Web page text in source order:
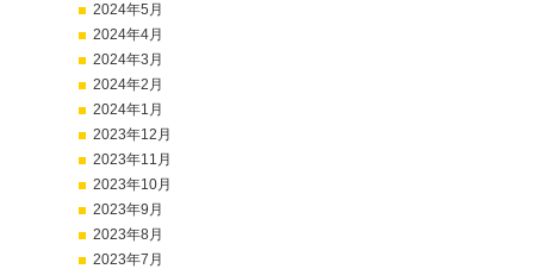
2024年5月
2024年4月
2024年3月
2024年2月
2024年1月
2023年12月
2023年11月
2023年10月
2023年9月
2023年8月
2023年7月